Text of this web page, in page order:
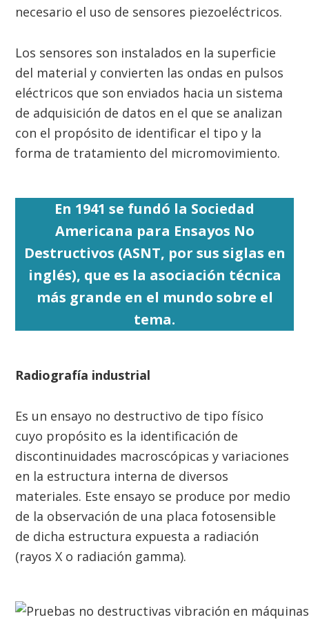
necesario el uso de sensores piezoeléctricos.
Los sensores son instalados en la superficie
del material y convierten las ondas en pulsos
eléctricos que son enviados hacia un sistema
de adquisición de datos en el que se analizan
con el propósito de identificar el tipo y la
forma de tratamiento del micromovimiento.
En 1941 se fundó la Sociedad
Americana para Ensayos No
Destructivos (ASNT, por sus siglas en
inglés), que es la asociación técnica
más grande en el mundo sobre el
tema.
Radiografía industrial
Es un ensayo no destructivo de tipo físico
cuyo propósito es la identificación de
discontinuidades macroscópicas y variaciones
en la estructura interna de diversos
materiales. Este ensayo se produce por medio
de la observación de una placa fotosensible
de dicha estructura expuesta a radiación
(rayos X o radiación gamma).